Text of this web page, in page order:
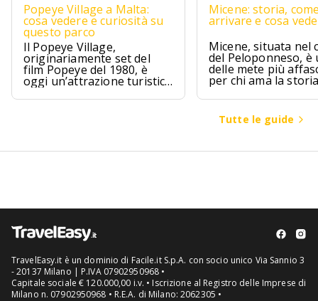
Popeye Village a Malta:
cosa vedere e curiosità su
questo parco
Il Popeye Village,
originariamente set del
film Popeye del 1980, è
oggi un’attrazione turistica
ad Anchor Bay, Malta.
Micene: storia,
arrivare e cosa
Micene, situata nel
del Peloponneso, è
delle mete più
per chi ama la
l’archeologia.
Tutte le guide
TravelEasy.it è un dominio di Facile.it S.p.A. con socio unico Via Sannio 3
- 20137 Milano | P.IVA 07902950968 •
Capitale sociale € 120.000,00 i.v. • Iscrizione al Registro delle Imprese di
Milano n. 07902950968 • R.E.A. di Milano: 2062305 •